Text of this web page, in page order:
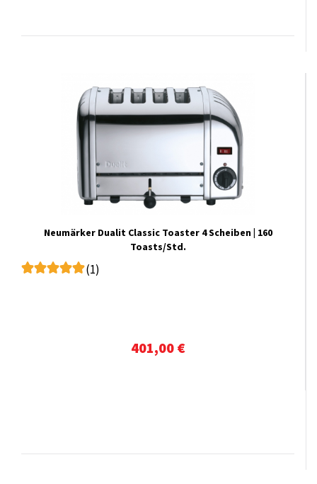
Neumärker Dualit Classic Toaster 4 Scheiben | 160
Toasts/Std.
(1)
401,00 €